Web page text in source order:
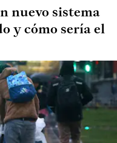
nuevo sistema
y cómo sería el